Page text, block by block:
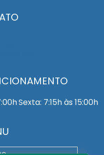
Sexta: 7:15h às 15:00h